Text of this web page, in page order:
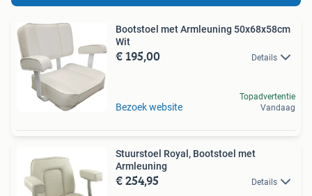
Bootstoel met Armleuning 50x68x58cm
Wit
€ 195,00 Details
Bezoek website
Topadvertentie
Vandaag
Stuurstoel Royal, Bootstoel met
Armleuning
€ 254,95 Details